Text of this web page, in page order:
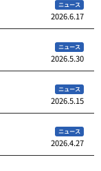
ニュース
2026.6.17
ニュース
2026.5.30
ニュース
2026.5.15
ニュース
2026.4.27